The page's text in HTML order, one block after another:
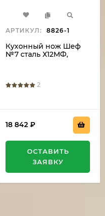
АРТИКУЛ: 8826-1
Кухонный нож Шеф
№7 сталь Х12МФ,
2
18 842 ₽
ОСТАВИТЬ
ЗАЯВКУ